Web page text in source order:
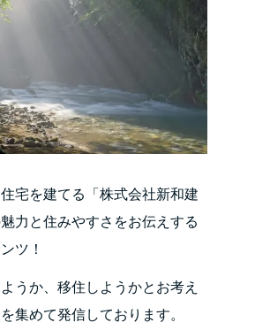
宅を建てる「株式会社新和建
力と住みやすさをお伝えする
ツ！
うか、移住しようかとお考え
集めて発信しております。